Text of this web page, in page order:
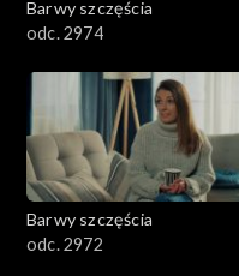
Barwy szczęścia
odc. 2974
Barwy szczęścia
odc. 2972